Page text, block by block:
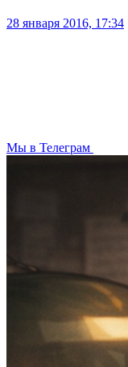
28 января 2016, 17:34
Мы в Телеграм